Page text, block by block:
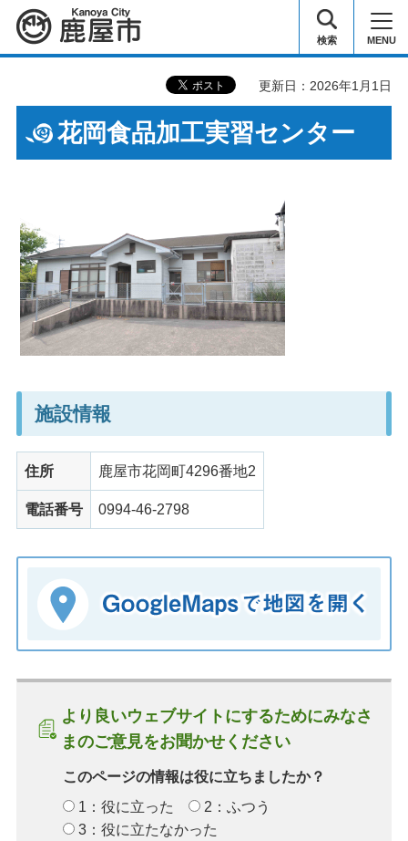
鹿屋市 検索 MENU
更新日：2026年1月1日
花岡食品加工実習センター
施設情報
住所 鹿屋市花岡町4296番地2
電話番号 0994-46-2798
より良いウェブサイトにするためにみなさ
まのご意見をお聞かせください
このページの情報は役に立ちましたか？
1：役に立った
2：ふつう
3：役に立たなかった